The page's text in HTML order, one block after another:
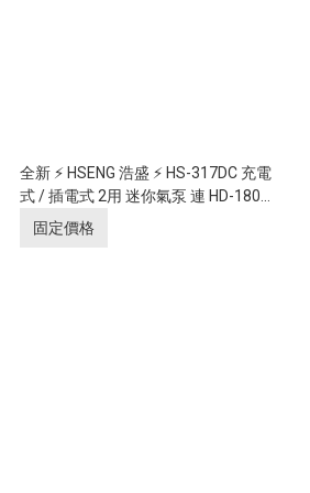
全新 ⚡ HSENG 浩盛 ⚡ HS-317DC 充電
式 / 插電式 2用 迷你氣泵 連 HD-180
噴筆 2段式可調氣壓 雙出氣帶自動停
固定價格